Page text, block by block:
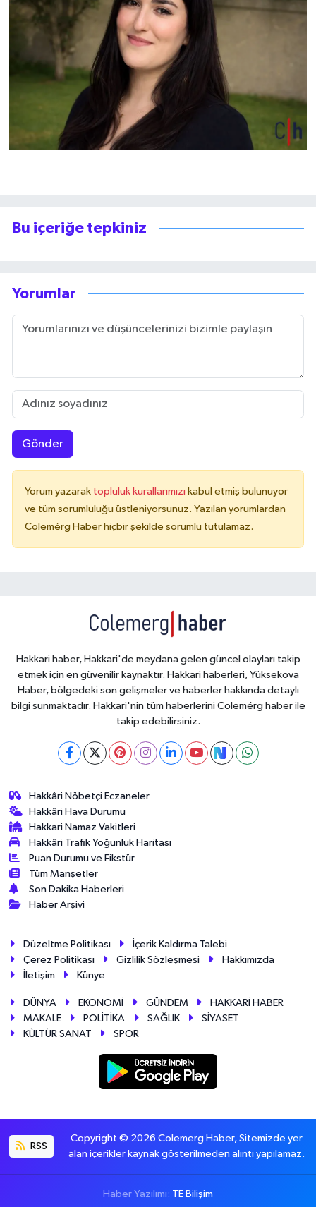
Bu içeriğe tepkiniz
Yorumlar
Gönder
Yorum yazarak topluluk kurallarımızı kabul etmiş bulunuyor
ve tüm sorumluluğu üstleniyorsunuz. Yazılan yorumlardan
Colemérg Haber hiçbir şekilde sorumlu tutulamaz.
Hakkari haber, Hakkari'de meydana gelen güncel olayları takip
etmek için en güvenilir kaynaktır. Hakkari haberleri, Yüksekova
Haber, bölgedeki son gelişmeler ve haberler hakkında detaylı
bilgi sunmaktadır. Hakkari'nin tüm haberlerini Colemérg haber ile
takip edebilirsiniz.
Hakkâri Nöbetçi Eczaneler
Hakkâri Hava Durumu
Hakkari Namaz Vakitleri
Hakkâri Trafik Yoğunluk Haritası
Puan Durumu ve Fikstür
Tüm Manşetler
Son Dakika Haberleri
Haber Arşivi
Düzeltme Politikası
İçerik Kaldırma Talebi
Çerez Politikası
Gizlilik Sözleşmesi
Hakkımızda
İletişim
Künye
DÜNYA EKONOMİ GÜNDEM
HAKKARİ HABER
MAKALE
POLİTİKA SAĞLIK
SİYASET
KÜLTÜR SANAT
SPOR
RSS
Copyright © 2026 Colemerg Haber, Sitemizde yer
alan içerikler kaynak gösterilmeden alıntı yapılamaz.
Haber Yazılımı: TE Bilişim